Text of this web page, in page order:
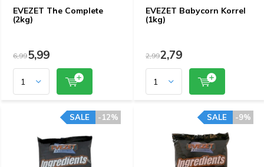
EVEZET The Complete
(2kg)
6,995,99
EVEZET Babycorn Korrel
(1kg)
2,992,79
-12%
SALE -9%
SALE